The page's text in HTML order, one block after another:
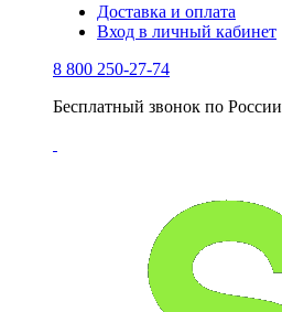
Доставка и оплата
Вход в личный кабинет
8 800 250-27-74
Бесплатный звонок по России